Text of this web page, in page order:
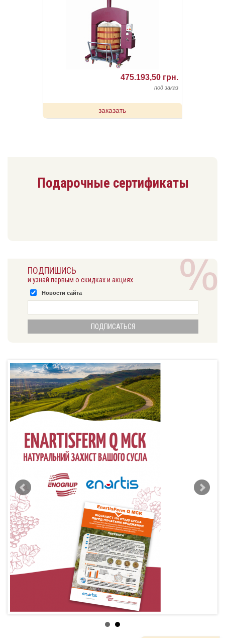
475.193,50 грн.
под заказ
заказать
Подарочные сертификаты
ПОДПИШИСЬ
и узнай первым о скидках и акциях
Новости сайта